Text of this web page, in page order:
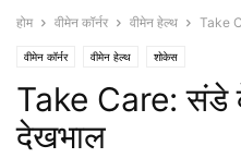
होम वीमेन कॉर्नर वीमेन हेल्थ Take
वीमेन कॉर्नर वीमेन हेल्थ शोकेस
Take Care: संडे
देखभाल